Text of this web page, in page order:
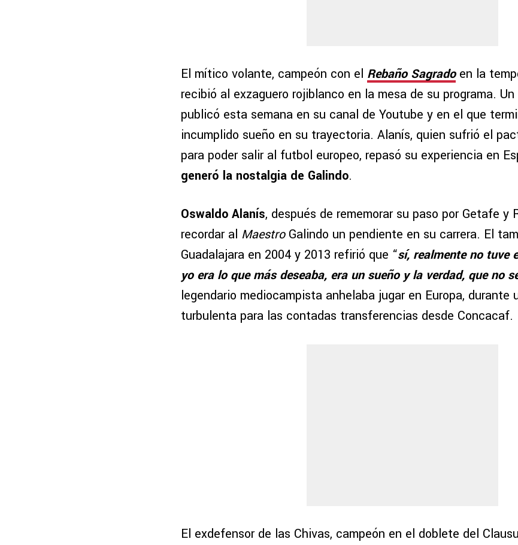
El mítico volante, campeón con el Rebaño Sagradoen la
recibió al exzaguero rojiblanco en la mesa de su programa.
publicó esta semana en su canal de Youtube y en el que
incumplido sueño en su trayectoria. Alanís, quien sufrió el
para poder salir al futbol europeo, repasó su experiencia en
generó la nostalgia de Galindo.
Oswaldo Alanís, después de rememorar su paso por Getafe y
recordar al MaestroGalindo un pendiente en su carrera. El
Guadalajara en 2004 y 2013 refirió que “sí, realmente no tuve
yo era lo que más deseaba, era un sueño y la verdad, que no
legendario mediocampista anhelaba jugar en Europa, durante
turbulenta para las contadas transferencias desde Concacaf.
El exdefensor de las Chivas, campeón en el doblete del